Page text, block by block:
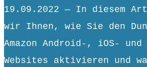
19.09.2022 — In diesem
wir Ihnen, wie Sie den
Amazon Android-, iOS- und
Websites aktivieren und